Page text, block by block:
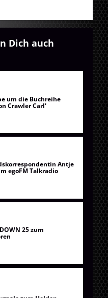
Dich auch
um die Buchreihe
Crawler Carl'
Antje
egoFM Talkradio
25 zum